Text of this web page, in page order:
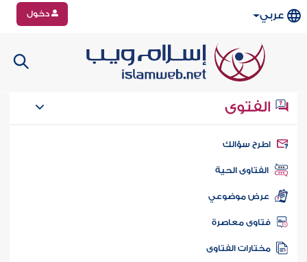
عربي دخول
الفتوى
سؤالك
الفتاوى الحية
عرض موضوعي
فتاوى معاصرة